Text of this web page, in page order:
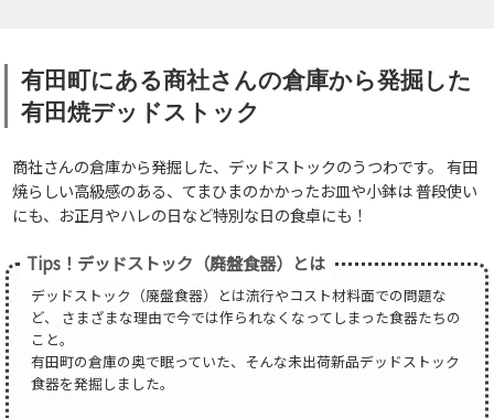
有田町にある商社さんの倉庫から発掘した
有田焼デッドストック
商社さんの倉庫から発掘した、デッドストックのうつわです。 有田
焼らしい高級感のある、てまひまのかかったお皿や小鉢は 普段使い
にも、お正月やハレの日など特別な日の食卓にも！
Tips！デッドストック（廃盤食器）とは
デッドストック（廃盤食器）とは流行やコスト材料面での問題な
ど、 さまざまな理由で今では作られなくなってしまった食器たちの
こと。
有田町の倉庫の奥で眠っていた、そんな未出荷新品デッドストック
食器を発掘しました。